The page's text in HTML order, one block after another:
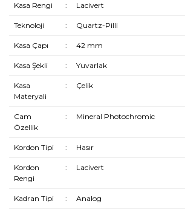
Kasa Rengi : Lacivert
Teknoloji : Quartz-Pilli
Kasa Çapı : 42 mm
Kasa Şekli : Yuvarlak
Kasa
Materyali
: Çelik
Cam
Özellik
: Mineral Photochromic
Kordon Tipi : Hasır
Kordon
Rengi
: Lacivert
Kadran Tipi : Analog